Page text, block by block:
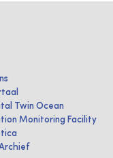
Twin Ocean
Monitoring Facility